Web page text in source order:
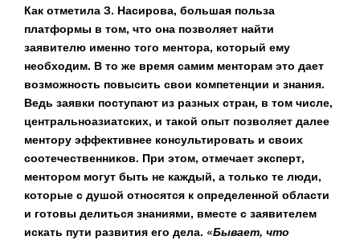
Как отметила З. Насирова, большая польза
платформы в том, что она позволяет найти
заявителю именно того ментора, который ему
необходим. В то же время самим менторам это дает
возможность повысить свои компетенции и знания.
Ведь заявки поступают из разных стран, в том числе,
центральноазиатских, и такой опыт позволяет далее
ментору эффективнее консультировать и своих
соотечественников. При этом, отмечает эксперт,
ментором могут быть не каждый, а только те люди,
которые с душой относятся к определенной области
и готовы делиться знаниями, вместе с заявителем
искать пути развития его дела. «Бывает, что